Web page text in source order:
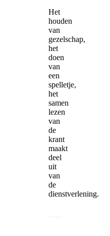
Het
houden
van
gezelschap,
het
doen
van
een
spelletje,
het
samen
lezen
van
de
krant
maakt
deel
uit
van
de
dienstverlening.